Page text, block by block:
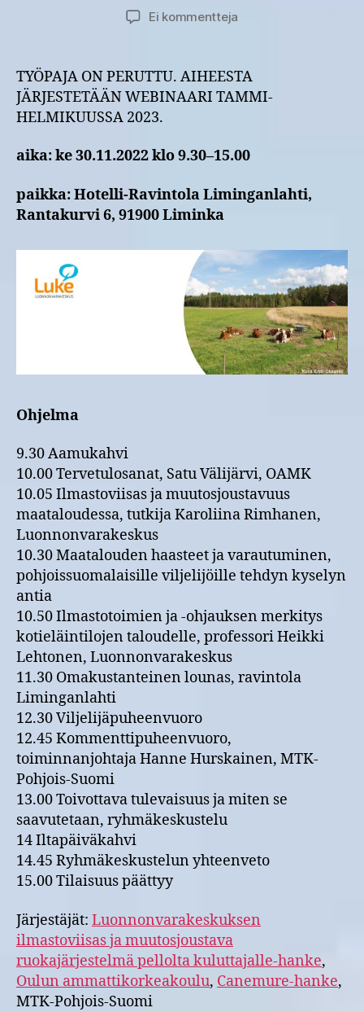
Ei kommentteja
–
ilmastotoimet
-
Limingassa
TYÖPAJA ON PERUTTU. AIHEESTA
JÄRJESTETÄÄN WEBINAARI TAMMI-
HELMIKUUSSA 2023.
aika: ke 30.11.2022 klo 9.30–15.00
paikka: Hotelli-Ravintola Liminganlahti,
Rantakurvi 6, 91900 Liminka
Ohjelma
9.30 Aamukahvi
10.00 Tervetulosanat, Satu Välijärvi, OAMK
10.05 Ilmastoviisas ja muutosjoustavuus
maataloudessa, tutkija Karoliina Rimhanen,
Luonnonvarakeskus
10.30 Maatalouden haasteet ja varautuminen,
pohjoissuomalaisille viljelijöille tehdyn kyselyn
antia
10.50 Ilmastotoimien ja -ohjauksen merkitys
kotieläintilojen taloudelle, professori Heikki
Lehtonen, Luonnonvarakeskus
11.30 Omakustanteinen lounas, ravintola
Liminganlahti
12.30 Viljelijäpuheenvuoro
12.45 Kommenttipuheenvuoro,
toiminnanjohtaja Hanne Hurskainen, MTK-
Pohjois-Suomi
13.00 Toivottava tulevaisuus ja miten se
saavutetaan, ryhmäkeskustelu
14 Iltapäiväkahvi
14.45 Ryhmäkeskustelun yhteenveto
15.00 Tilaisuus päättyy
Järjestäjät: Luonnonvarakeskuksen
ilmastoviisas ja muutosjoustava
ruokajärjestelmä pellolta kuluttajalle-hanke,
Oulun ammattikorkeakoulu, Canemure-hanke,
MTK-Pohjois-Suomi